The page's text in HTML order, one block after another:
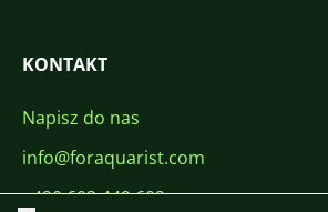
KONTAKT
Napisz do nas
info@foraquarist.com
+420 603 449 602